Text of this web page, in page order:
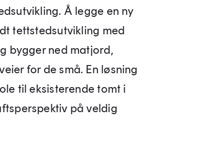
Å legge en ny
tettstedsutvikling med
bygger ned matjord,
for de små. En løsning
til eksisterende tomt i
på veldig